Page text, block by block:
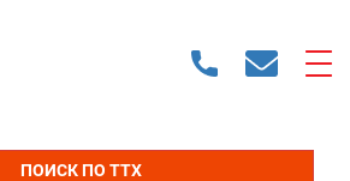
ПОИСК ПО ТТХ